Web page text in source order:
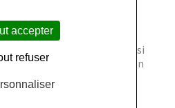
pour un événement
permet de la porter aussi
plus habillées, selon
accepter
refuser